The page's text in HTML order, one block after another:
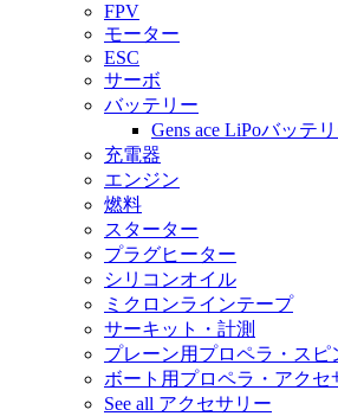
FPV
モーター
ESC
サーボ
バッテリー
Gens ace LiPoバッテ
充電器
エンジン
燃料
スターター
プラグヒーター
シリコンオイル
ミクロンラインテープ
サーキット・計測
プレーン用プロペラ・スピ
ボート用プロペラ・アクセ
See all アクセサリー